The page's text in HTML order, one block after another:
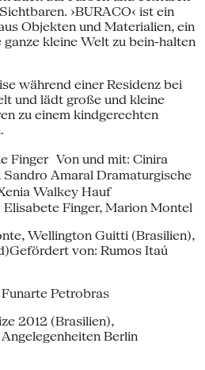
›BURACO‹ ist ein
Objekten und Materialien, ein
ganze kleine Welt zu bein-halten
während einer Residenz bei
und lädt große und kleine
zu einem kindgerechten
Finger Von und mit: Cinira
Amaral Dramaturgische
Walkey Hauf
Finger, Marion Montel
Wellington Guitti (Brasilien),
von: Rumos Itaú
Petrobras
2012 (Brasilien),
Berlin